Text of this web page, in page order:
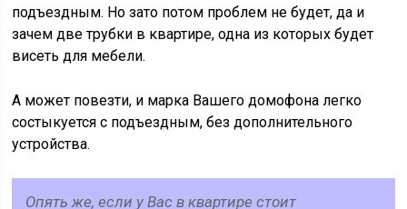
подъездным. Но зато потом проблем не будет, да и
зачем две трубки в квартире, одна из которых будет
висеть для мебели.
А может повезти, и марка Вашего домофона легко
состыкуется с подъездным, без дополнительного
устройства.
Опять же, если у Вас в квартире стоит